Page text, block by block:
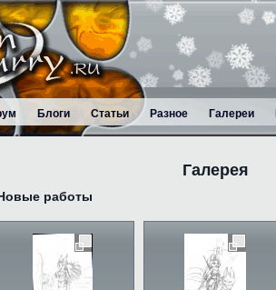
Блоги Статьи Разное Галереи
Галерея
работы